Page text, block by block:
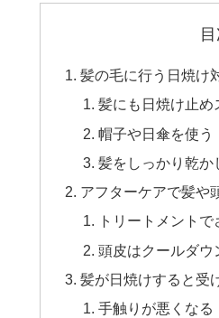
髪の毛に行う日焼け
髪にも日焼け止め
帽子や日傘を使う
髪をしっかり乾か
アフターケアで髪や
トリートメント
頭皮はクールダウ
髪が日焼けすると受
手触りが悪くなる